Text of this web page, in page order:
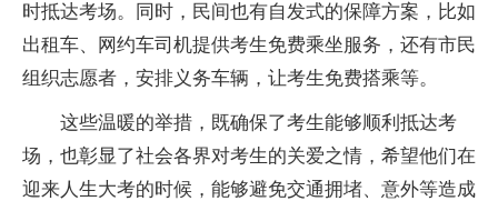
时抵达考场。同时，民间也有自发式的保障方案，比如
出租车、网约车司机提供考生免费乘坐服务，还有市民
组织志愿者，安排义务车辆，让考生免费搭乘等。
这些温暖的举措，既确保了考生能够顺利抵达考
场，也彰显了社会各界对考生的关爱之情，希望他们在
迎来人生大考的时候，能够避免交通拥堵、意外等造成